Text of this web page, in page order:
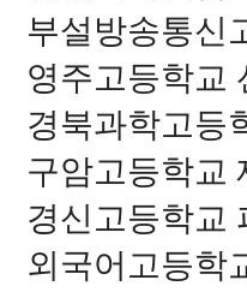
부설방송통신
영주고등학교
경북과학고등
구암고등학교
경신고등학교
외국어고등학